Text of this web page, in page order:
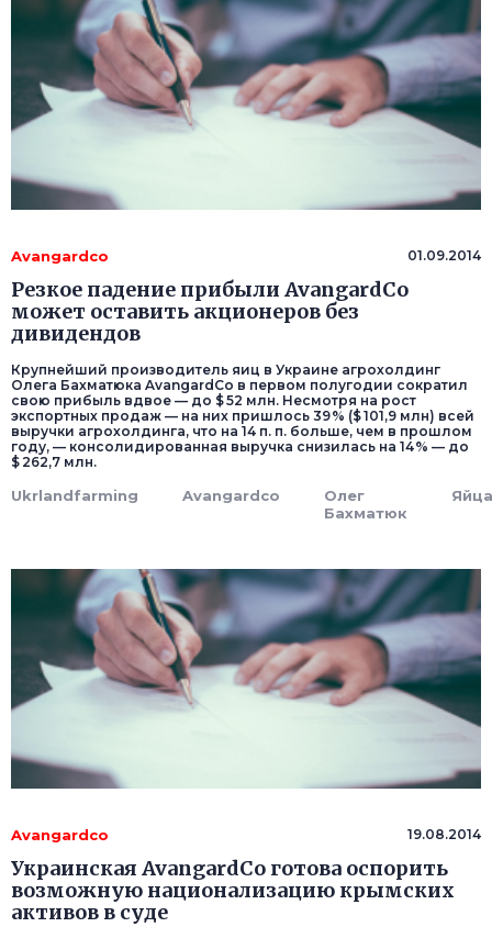
Avangardco 01.09.2014
Резкое падение прибыли AvangardCo
может оставить акционеров без
дивидендов
Крупнейший производитель яиц в Украине агрохолдинг
Олега Бахматюка AvangardCo в первом полугодии сократил
свою прибыль вдвое — до $ 52 млн. Несмотря на рост
экспортных продаж — на них пришлось 39 % ($ 101,9 млн) всей
выручки агрохолдинга, что на 14 п. п. больше, чем в прошлом
году, — консолидированная выручка снизилась на 14 % — до
$ 262,7 млн.
Ukrlandfarming Avangardco
Олег
Бахматюк
Яйца
Avangardco 19.08.2014
Украинская AvangardCo готова оспорить
возможную национализацию крымских
активов в суде